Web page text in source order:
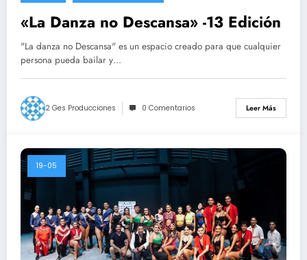
«La Danza no Descansa» -13 Edición
"La danza no Descansa" es un espacio creado para que cualquier
persona pueda bailar y…
2 Ges Producciones 0 Comentarios Leer Más
19-05